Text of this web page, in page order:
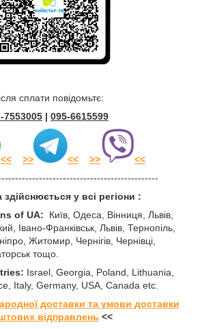
сплати повідомьтє:
7553005 | 095-6615599
<< >> << >>
<<
здійснюється у всі регіони :
of UA:
Київ, Одеса, Вінниця, Львів,
Івано-Франківськ, Львів, Тернопіль,
Житомир, Чернігів, Чернівці,
тощо.
Israel, Georgia, Poland, Lithuania,
Italy, Germany, USA, Canada etc.
доставки та умови доставки
відправлень <<